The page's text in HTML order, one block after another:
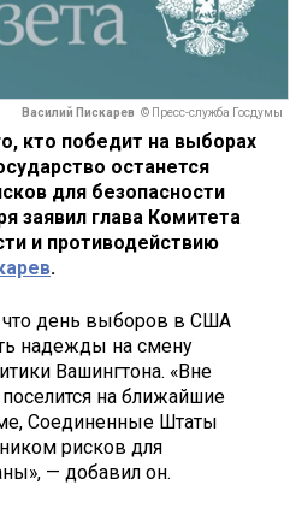
Василий Пискарев © Пресс-служба Госдумы
кто победит на выборах
останется
для безопасности
заявил глава Комитета
и противодействию
.
что день выборов в США
надежды на смену
Вашингтона. «Вне
на ближайшие
Соединенные Штаты
рисков для
— добавил он.